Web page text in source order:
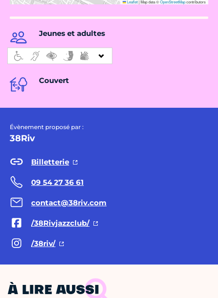
Leaflet|Map data ©OpenStreetMapcontributors
Jeunes et adultes
Couvert
Évènement proposé par :
38Riv
Billetterie
09 54 27 36 61
contact@38riv.com
/38Rivjazzclub/
/38riv/
À LIRE AUSSI